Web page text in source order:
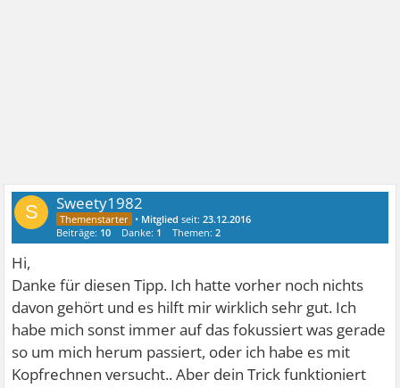
S Sweety1982
• Mitglied seit:23.12.2016
Beiträge: 10 Danke: 1 Themen:2
Hi,
Danke für diesen Tipp. Ich hatte vorher noch nichts
davon gehört und es hilft mir wirklich sehr gut. Ich
habe mich sonst immer auf das fokussiert was gerade
so um mich herum passiert, oder ich habe es mit
Kopfrechnen versucht.. Aber dein Trick funktioniert